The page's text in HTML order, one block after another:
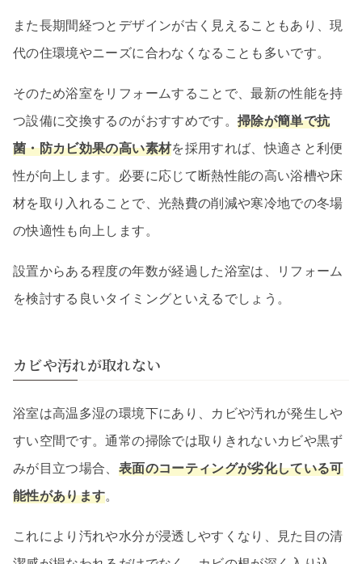
また長期間経つとデザインが古く見えることもあり、現
代の住環境やニーズに合わなくなることも多いです。
そのため浴室をリフォームすることで、最新の性能を持
つ設備に交換するのがおすすめです。 掃除が簡単で抗
菌・防カビ効果の高い素材を採用すれば、快適さと利便
性が向上します。必要に応じて断熱性能の高い浴槽や床
材を取り入れることで、光熱費の削減や寒冷地での冬場
の快適性も向上します。
設置からある程度の年数が経過した浴室は、リフォーム
を検討する良いタイミングといえるでしょう。
カビや汚れが取れない
浴室は高温多湿の環境下にあり、カビや汚れが発生しや
すい空間です。通常の掃除では取りきれないカビや黒ず
みが目立つ場合、 表面のコーティングが劣化している可
能性があります。
これにより汚れや水分が浸透しやすくなり、見た目の清